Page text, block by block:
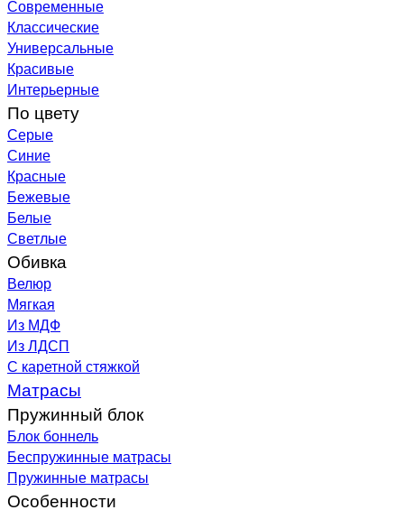
Современные
Классические
Универсальные
Красивые
Интерьерные
По цвету
Серые
Синие
Красные
Бежевые
Белые
Светлые
Обивка
Велюр
Мягкая
Из МДФ
Из ЛДСП
С каретной стяжкой
Матрасы
Пружинный блок
Блок боннель
Беспружинные матрасы
Пружинные матрасы
Особенности